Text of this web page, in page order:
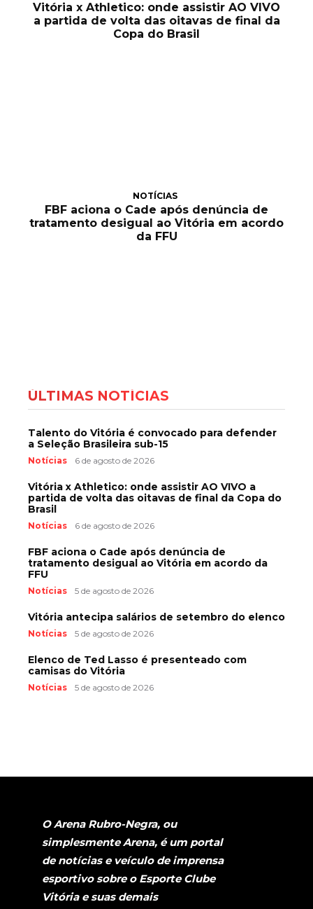
Vitória x Athletico: onde assistir AO VIVO
a partida de volta das oitavas de final da
Copa do Brasil
NOTÍCIAS
FBF aciona o Cade após denúncia de
tratamento desigual ao Vitória em acordo
da FFU
ÚLTIMAS NOTÍCIAS
Talento do Vitória é convocado para defender
a Seleção Brasileira sub-15
Notícias 6 de agosto de 2026
Vitória x Athletico: onde assistir AO VIVO a
partida de volta das oitavas de final da Copa do
Brasil
Notícias 6 de agosto de 2026
FBF aciona o Cade após denúncia de
tratamento desigual ao Vitória em acordo da
FFU
Notícias 5 de agosto de 2026
Vitória antecipa salários de setembro do elenco
Notícias 5 de agosto de 2026
Elenco de Ted Lasso é presenteado com
camisas do Vitória
Notícias 5 de agosto de 2026
O Arena Rubro-Negra, ou
simplesmente Arena, é um portal
de notícias e veículo de imprensa
esportivo sobre o Esporte Clube
Vitória e suas demais